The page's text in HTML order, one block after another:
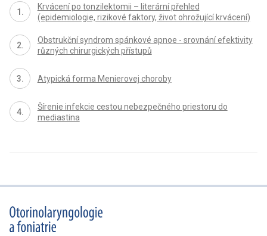
Krvácení po tonzilektomii – literární přehled
(epidemiologie, rizikové faktory, život ohrožující krvácení)
Obstrukční syndrom spánkové apnoe - srovnání efektivity
různých chirurgických přístupů
Atypická forma Menierovej choroby
Šírenie infekcie cestou nebezpečného priestoru do
mediastina
proLékaře.cz